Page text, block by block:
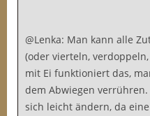
@Lenka: Man kann alle
(oder vierteln,
mit Ei funktioniert das,
dem Abwiegen
sich leicht ändern, da